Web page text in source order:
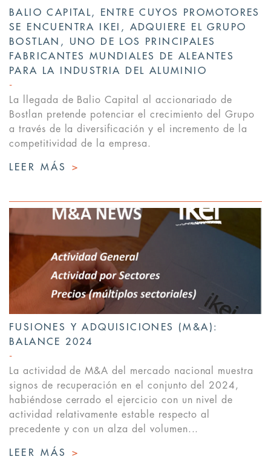
BALIO CAPITAL, ENTRE CUYOS PROMOTORES
SE ENCUENTRA IKEI, ADQUIERE EL GRUPO
BOSTLAN, UNO DE LOS PRINCIPALES
FABRICANTES MUNDIALES DE ALEANTES
PARA LA INDUSTRIA DEL ALUMINIO
La llegada de Balio Capital al accionariado de
Bostlan pretende potenciar el crecimiento del Grupo
a través de la diversificación y el incremento de la
competitividad de la empresa.
LEER MÁS >
FUSIONES Y ADQUISICIONES (M&A):
BALANCE 2024
La actividad de M&A del mercado nacional muestra
signos de recuperación en el conjunto del 2024,
habiéndose cerrado el ejercicio con un nivel de
actividad relativamente estable respecto al
precedente y con un alza del volumen...
LEER MÁS >